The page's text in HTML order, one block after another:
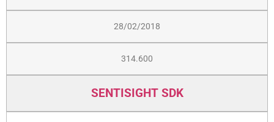
28/02/2018
314.600
SENTISIGHT SDK